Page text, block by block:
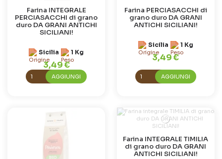
Farina INTEGRALE
PERCIASACCHI di grano
duro DA GRANI ANTICHI
SICILIANI!
Sicilia 1 Kg
3,49 €
AGGIUNGI
Farina PERCIASACCHI di
grano duro DA GRANI
ANTICHI SICILIANI!
Sicilia 1 Kg
3,49 €
AGGIUNGI
Farina INTEGRALE TIMILIA
di grano duro DA GRANI
ANTICHI SICILIANI!